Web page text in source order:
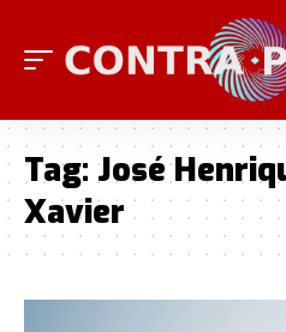
Tag: José
Xavier